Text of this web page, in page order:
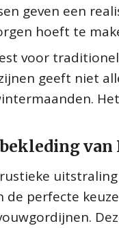
geven een
hoeft te
voor
geeft niet
de perfecte